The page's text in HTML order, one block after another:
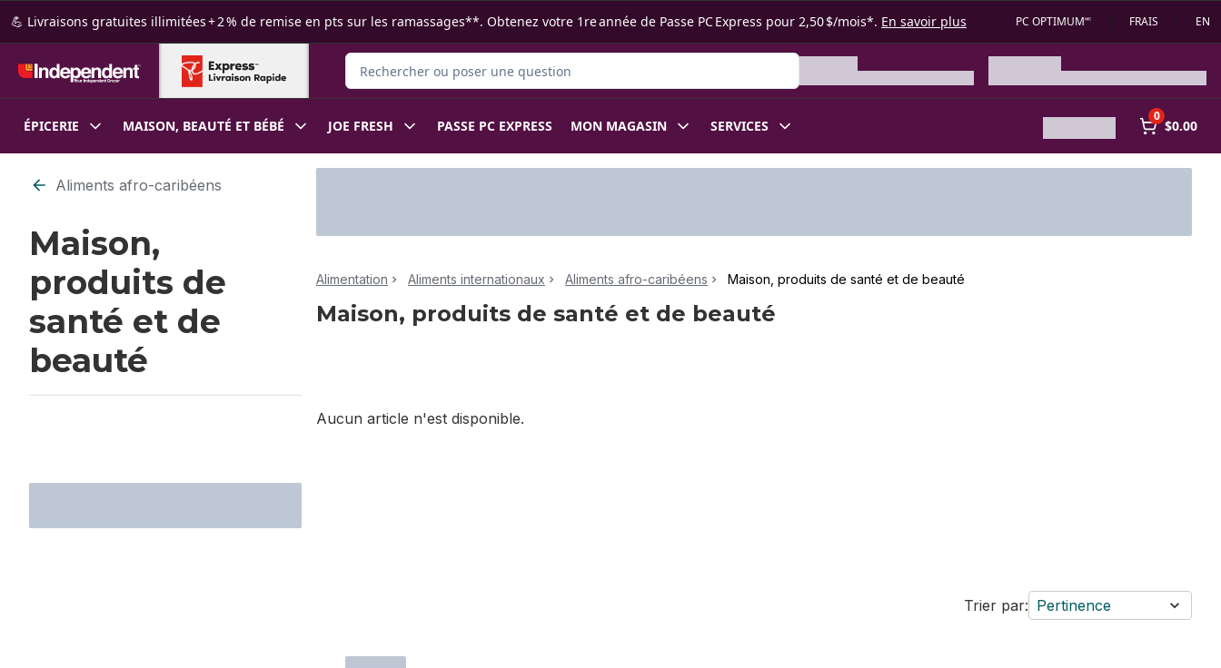
Passer au contenu principal
Passer au pied de page
💪 Livraisons gratuites illimitées + 2 % de remise en pts sur les ramassages**. Obtenez votre 1re année de Passe PC Express pour 2,50 $/mois*. En savoir plus PC OPTIMUM🅪 FRAIS EN
Rechercher des produits
ÉPICERIE MAISON, BEAUTÉ ET BÉBÉ JOE FRESH PASSE PC EXPRESS MON MAGASIN SERVICES
0
$0.00
Passer au filtrage du contenu
Aliments afro-caribéens
Maison,
produits de
santé et de
beauté
Alimentation Aliments internationaux Aliments afro-caribéens Maison, produits de santé et de beauté
Maison, produits de santé et de beauté
Aucun article n'est disponible.
Trier par: Pertinence